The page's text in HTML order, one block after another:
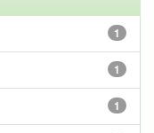
1
1
1